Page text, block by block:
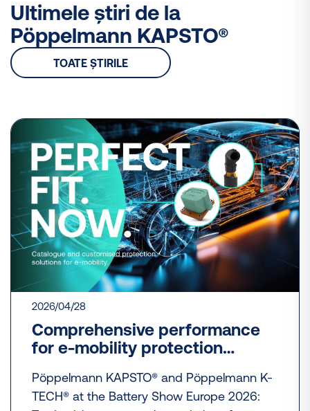
Ultimele știri de la
Pöppelmann KAPSTO®
TOATE ȘTIRILE
2026/04/28
Comprehensive performance
for e-mobility protection
Pöppelmann KAPSTO® and Pöppelmann K-
TECH® at the Battery Show Europe 2026: